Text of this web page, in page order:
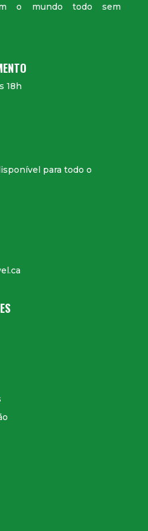
o mundo todo sem
18h
para todo o